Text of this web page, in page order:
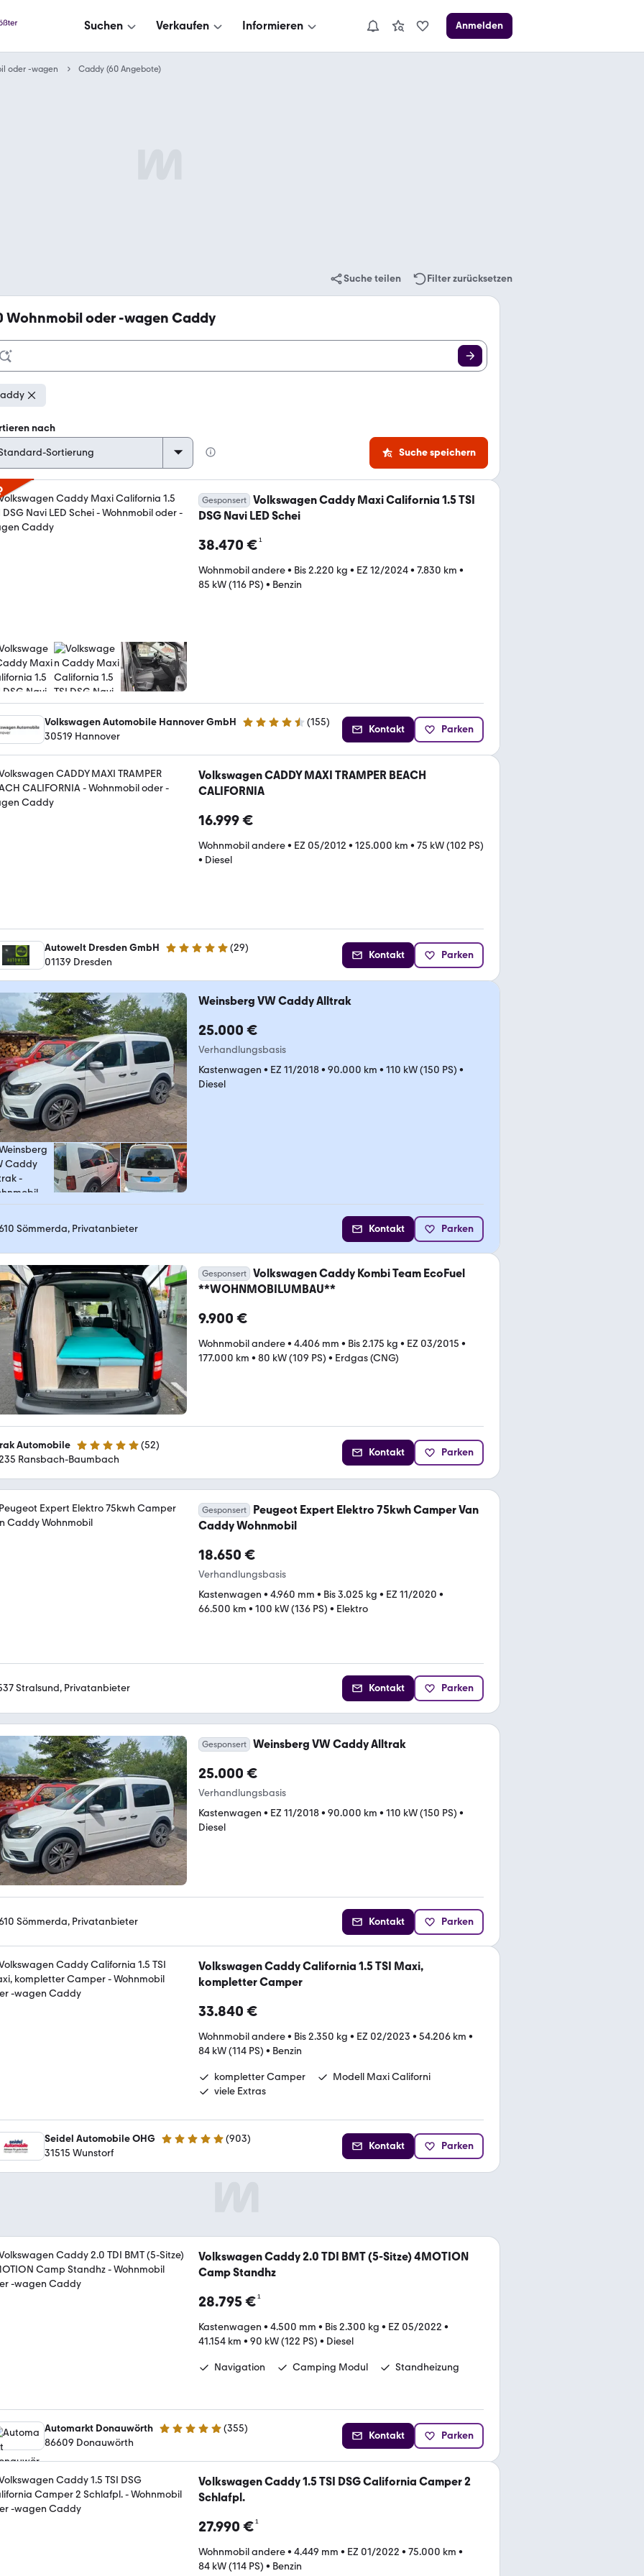
Suchen Verkaufen Informieren Anmelden
oder -wagen Caddy (60 Angebote)
Suche teilen Filter zurücksetzen
Wohnmobil oder -wagen Caddy
nach
Suche speichern
Gesponsert
Volkswagen Caddy Maxi California 1.5 TSI
DSG Navi LED Schei
38.470 €¹
Wohnmobil andere• Bis 2.220 kg • EZ 12/2024• 7.830 km •
85 kW (116 PS) • Benzin
Volkswagen Automobile Hannover GmbH 4.5 Sterne (155)
30519 Hannover
Kontakt Parken
Volkswagen CADDY MAXI TRAMPER BEACH
CALIFORNIA
16.999 €
Wohnmobil andere• EZ 05/2012 • 125.000 km • 75 kW (102 PS)
• Diesel
Autowelt Dresden GmbH 5 Sterne (29)
01139 Dresden
Kontakt Parken
Weinsberg VW Caddy Alltrak
25.000 €
Verhandlungsbasis
Kastenwagen • EZ 11/2018• 90.000 km • 110 kW (150 PS) •
Diesel
Sömmerda, Privatanbieter Kontakt Parken
Gesponsert
Volkswagen Caddy Kombi Team EcoFuel
**WOHNMOBILUMBAU**
9.900 €
Wohnmobil andere• 4.406 mm • Bis 2.175 kg • EZ 03/2015 •
177.000 km • 80 kW (109 PS) • Erdgas (CNG)
Automobile 4.9 Sterne (52)
Ransbach-Baumbach
Kontakt Parken
Gesponsert
Peugeot Expert Elektro 75kwh Camper Van
Caddy Wohnmobil
18.650 €
Verhandlungsbasis
Kastenwagen • 4.960 mm • Bis 3.025 kg • EZ 11/2020 •
66.500 km • 100 kW (136 PS) • Elektro
Stralsund, Privatanbieter Kontakt Parken
Gesponsert Weinsberg VW Caddy Alltrak
25.000 €
Verhandlungsbasis
Kastenwagen • EZ 11/2018• 90.000 km • 110 kW (150 PS) •
Diesel
Sömmerda, Privatanbieter Kontakt Parken
Volkswagen Caddy California 1.5 TSI Maxi,
kompletter Camper
33.840 €
Wohnmobil andere• Bis 2.350 kg • EZ 02/2023 • 54.206 km •
84 kW (114 PS) • Benzin
kompletter Camper
Modell Maxi Californi
viele Extras
Seidel Automobile OHG 4.9 Sterne (903)
31515 Wunstorf
Kontakt Parken
Volkswagen Caddy 2.0 TDI BMT (5-Sitze) 4MOTION
Camp Standhz
28.795 €¹
Kastenwagen • 4.500 mm • Bis 2.300 kg • EZ 05/2022 •
41.154 km • 90 kW (122 PS) • Diesel
Navigation Camping Modul Standheizung
Automarkt Donauwörth 4.9 Sterne (355)
86609 Donauwörth
Kontakt Parken
Volkswagen Caddy 1.5 TSI DSG California Camper 2
Schlafpl.
27.990 €¹
Wohnmobil andere• 4.449 mm • EZ 01/2022 • 75.000 km •
84 kW (114 PS) • Benzin